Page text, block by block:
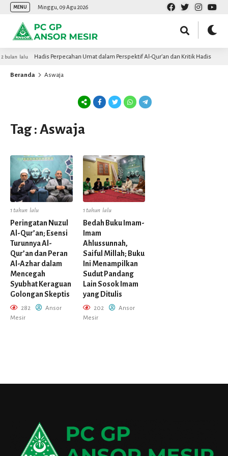
MENU Minggu, 09 Agu 2026
bulan lalu Hadis Perpecahan Umat dalam Perspektif Al-Qur’an dan Kritik Hadis
Beranda Aswaja
Tag : Aswaja
1 tahun lalu
Peringatan Nuzul
Al-Qur’an; Esensi
Turunnya Al-
Qur’an dan Peran
Al-Azhar dalam
Mencegah
Syubhat Keraguan
Golongan Skeptis
282
Ansor
Mesir
1 tahun lalu
Bedah Buku Imam-
Imam
Ahlussunnah,
Saiful Millah; Buku
Ini Menampilkan
Sudut Pandang
Lain Sosok Imam
yang Ditulis
202
Ansor
Mesir